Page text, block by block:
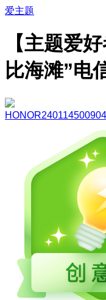
爱主题
【主题爱
比海滩”电